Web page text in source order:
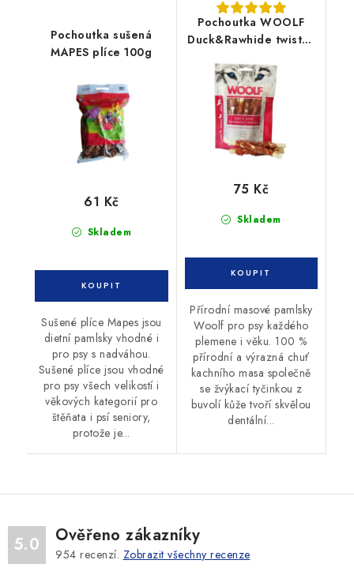
Pochoutka sušená
MAPES plíce 100g
Skladem
61 Kč
Sušené plíce Mapes jsou
dietní pamlsky vhodné i
pro psy s nadváhou.
Sušené plíce jsou vhodné
pro psy všech velikostí i
věkových kategorií pro
štěňata i psí seniory,
protože je...
Pochoutka WOOLF
Duck&Rawhide twister
Skladem
75 Kč
Přírodní masové pamlsky
Woolf pro psy každého
plemene i věku. 100 %
přírodní a výrazná chuť
kachního masa společně
se žvýkací tyčinkou z
buvolí kůže tvoří skvělou
dentální...
5.0 Ověřeno zákazníky
954 recenzí. Zobrazit všechny recenze